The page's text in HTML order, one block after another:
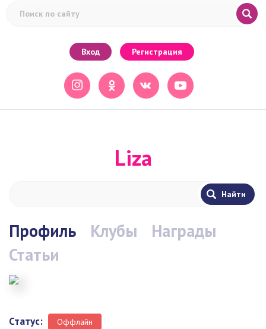
Вход Регистрация
Liza
Профиль Клубы
Награды
Статьи
Статус: Оффлайн